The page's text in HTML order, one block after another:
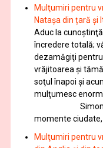
Mulţumiri pentru
Natașa din țară și
Aduc la
încredere totală;
dezamăgiţi
vrăjitoarea și
soţul înapoi și
Simona,
momente
Mulţumiri pentru